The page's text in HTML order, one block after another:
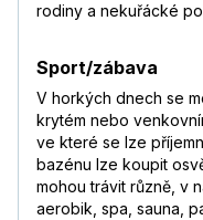
rodiny a nekuřácké
Sport/zábava
V horkých dnech se
krytém nebo
ve které se lze
bazénu lze koupit
mohou trávit různě, v
aerobik, spa, sauna,